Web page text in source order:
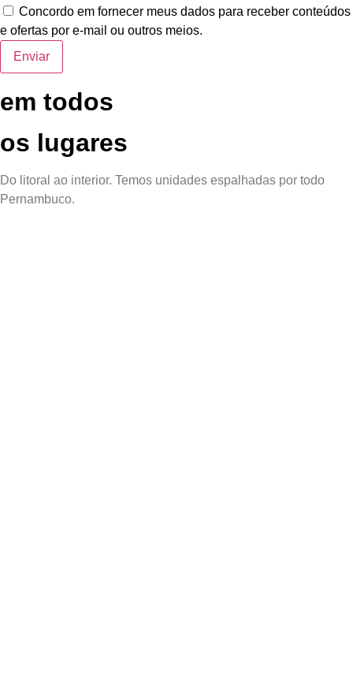
Concordo em fornecer meus dados para receber conteúdos
e ofertas por e-mail ou outros meios.
Enviar
em todos
os lugares
Do litoral ao interior. Temos unidades espalhadas por todo
Pernambuco.